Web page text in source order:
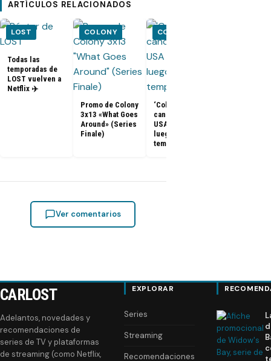
ARTÍCULOS RELACIONADOS
LOST
Todas las
temporadas de
LOST vuelven a
Netflix ✈️
COLONY
Promo de Colony
3x13 «What Goes
Around» (Series
Finale)
COLONY
‘Colony’
cancelada por
USA Network
luego de 3
temporadas
Ver comentarios
CARLOST
Adelantos, novedades y
recomendaciones de
series de TV y plataformas
de streaming (como Netflix,
EXPLORAR
Series
Streaming
Recomendaciones